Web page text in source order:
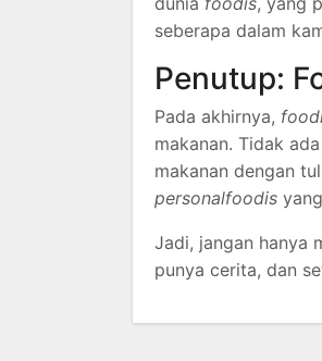
seberapa dalam
Penutup:
Pada akhirnya,
makanan. Tidak
makanan dengan
personalfoodis
Jadi, jangan hanya
punya cerita, dan